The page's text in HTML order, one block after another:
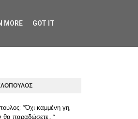
"Όχι καμμένη γη,
θα παραδώσετε..."
MORE GOT IT